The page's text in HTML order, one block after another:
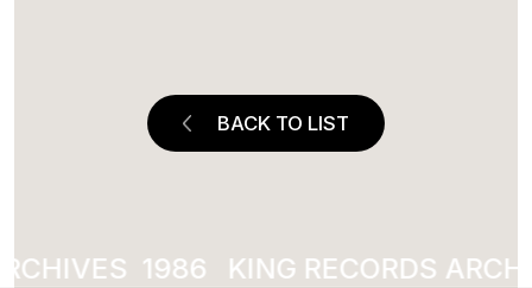
BACK TO LIST
1986 KING RECORDS